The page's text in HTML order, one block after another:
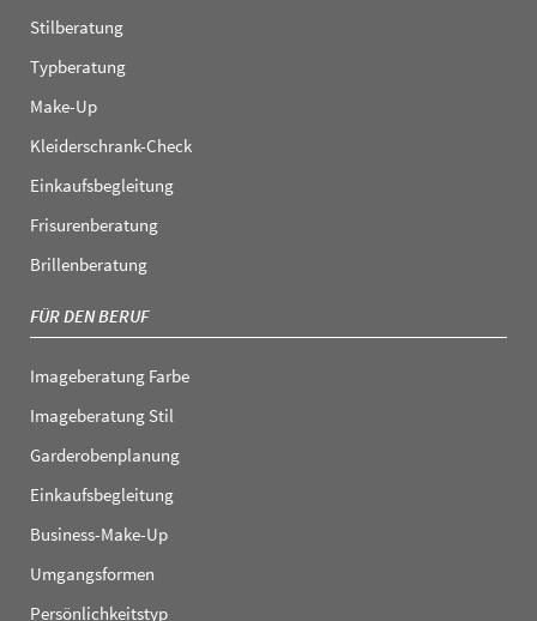
Stilberatung
Typberatung
Make-Up
Kleiderschrank-Check
Einkaufsbegleitung
Frisurenberatung
Brillenberatung
FÜR DEN BERUF
Imageberatung Farbe
Imageberatung Stil
Garderobenplanung
Einkaufsbegleitung
Business-Make-Up
Umgangsformen
Persönlichkeitstyp